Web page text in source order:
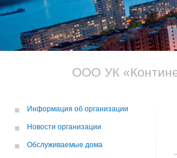
ООО УК
Информация об организации
Новости организации
Обслуживаемые дома